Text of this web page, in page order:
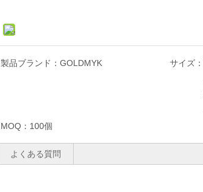
製品ブランド： GOLDMYK サイズ：
MOQ： 100個
よくある質問